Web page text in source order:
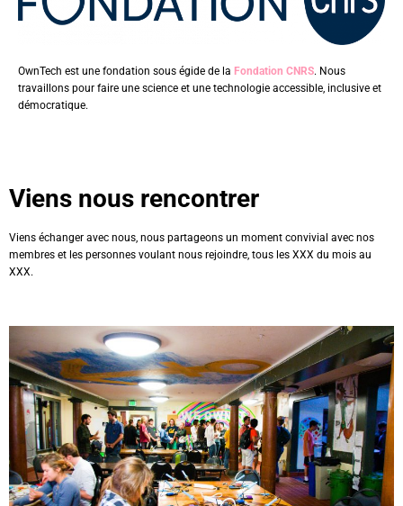
OwnTech est une fondation sous égide de la Fondation CNRS. Nous
travaillons pour faire une science et une technologie accessible, inclusive et
démocratique.
Viens nous rencontrer
Viens échanger avec nous, nous partageons un moment convivial avec nos
membres et les personnes voulant nous rejoindre, tous les XXX du mois au
XXX.